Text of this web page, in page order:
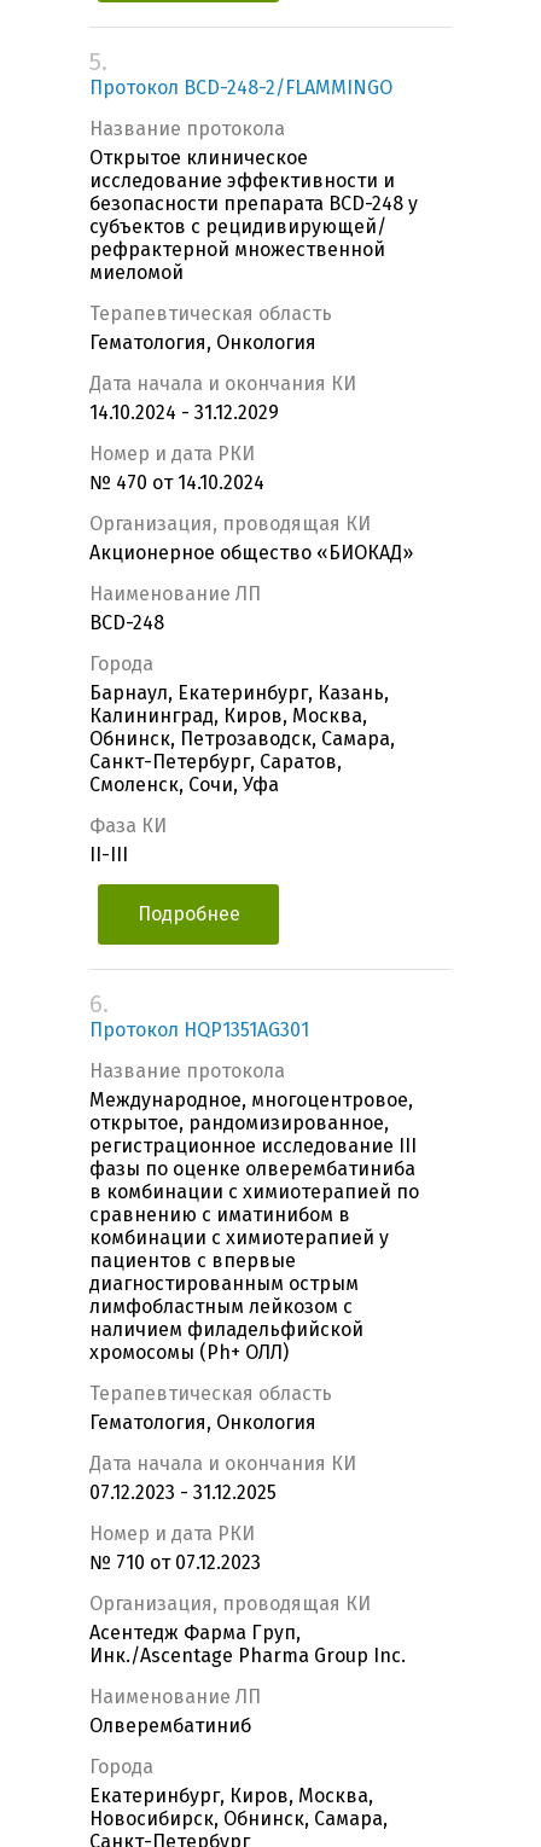
5.
Протокол BCD-248-2/FLAMMINGO
Название протокола
Открытое клиническое
исследование эффективности и
безопасности препарата BCD-248 у
субъектов с рецидивирующей/
рефрактерной множественной
миеломой
Терапевтическая область
Гематология, Онкология
Дата начала и окончания КИ
14.10.2024 - 31.12.2029
Номер и дата РКИ
№ 470 от 14.10.2024
Организация, проводящая КИ
Акционерное общество «БИОКАД»
Наименование ЛП
BCD-248
Города
Барнаул, Екатеринбург, Казань,
Калининград, Киров, Москва,
Обнинск, Петрозаводск, Самара,
Санкт-Петербург, Саратов,
Смоленск, Сочи, Уфа
Фаза КИ
II-III
Подробнее
6.
Протокол HQP1351AG301
Название протокола
Международное, многоцентровое,
открытое, рандомизированное,
регистрационное исследование III
фазы по оценке олверембатиниба
в комбинации с химиотерапией по
сравнению с иматинибом в
комбинации с химиотерапией у
пациентов с впервые
диагностированным острым
лимфобластным лейкозом с
наличием филадельфийской
хромосомы (Ph+ ОЛЛ)
Терапевтическая область
Гематология, Онкология
Дата начала и окончания КИ
07.12.2023 - 31.12.2025
Номер и дата РКИ
№ 710 от 07.12.2023
Организация, проводящая КИ
Асентедж Фарма Груп,
Инк./Ascentage Pharma Group Inc.
Наименование ЛП
Олверембатиниб
Города
Екатеринбург, Киров, Москва,
Новосибирск, Обнинск, Самара,
Санкт-Петербург